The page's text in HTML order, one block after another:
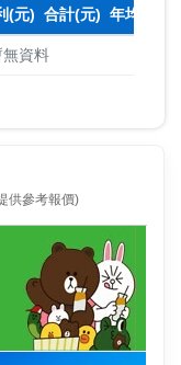
(元) 合計(元) 年均收盤
無資料
供參考報價)